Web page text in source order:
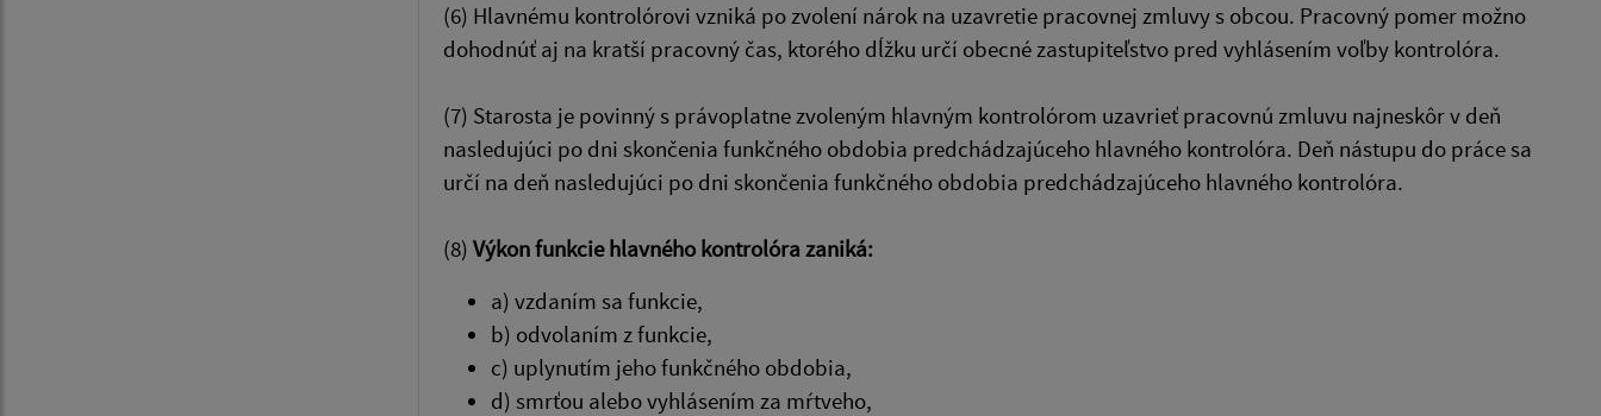
(6) Hlavnému kontrolórovi vzniká po zvolení nárok na uzavretie pracovnej zmluvy s obcou. Pracovný pomer možno
dohodnúť aj na kratší pracovný čas, ktorého dĺžku určí obecné zastupiteľstvo pred vyhlásením voľby kontrolóra.
(7) Starosta je povinný s právoplatne zvoleným hlavným kontrolórom uzavrieť pracovnú zmluvu najneskôr v deň
nasledujúci po dni skončenia funkčného obdobia predchádzajúceho hlavného kontrolóra. Deň nástupu do práce sa
určí na deň nasledujúci po dni skončenia funkčného obdobia predchádzajúceho hlavného kontrolóra.
(8) Výkon funkcie hlavného kontrolóra zaniká:
a) vzdaním sa funkcie,
b) odvolaním z funkcie,
c) uplynutím jeho funkčného obdobia,
d) smrťou alebo vyhlásením za mŕtveho,